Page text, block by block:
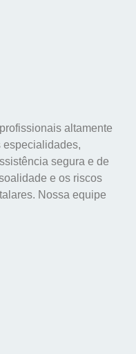
altamente
segura e de
e os riscos
Nossa equipe